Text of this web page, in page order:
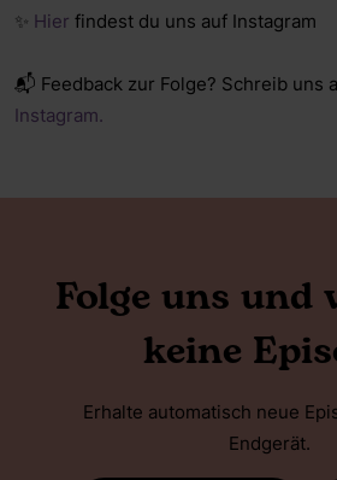
✨ Hier findest du uns auf Instagram
📬 Feedback zur Folge? Schreib uns
Instagram.
Folge uns und
keine
Erhalte automatisch neue
Endgerät.